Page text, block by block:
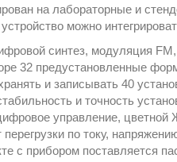
на лабораторные и
можно
синтез, модуляция
32 предустановленные
и записывать 40
и точность
управление, цветной
по току,
с прибором поставляется